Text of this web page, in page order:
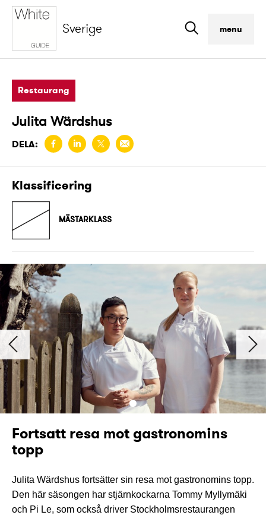
Sverige menu
Restaurang
Julita Wärdshus
DELA:
Klassificering
MÄSTARKLASS
Fortsatt resa mot gastronomins
topp
Julita Wärdshus fortsätter sin resa mot gastronomins topp.
Den här säsongen har stjärnkockarna Tommy Myllymäki
och Pi Le, som också driver Stockholmsrestaurangen